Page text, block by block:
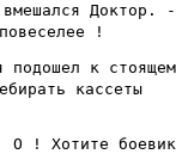
!
к
кассеты
! Хотите боевик